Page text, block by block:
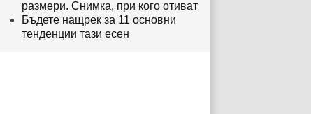
размери. Снимка, при кого отиват
Бъдете нащрек за 11 основни
тенденции тази есен